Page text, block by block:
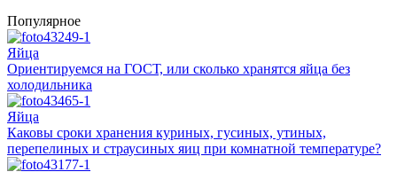
Популярное
Яйца
Ориентируемся на ГОСТ, или сколько хранятся яйца без
холодильника
Яйца
Каковы сроки хранения куриных, гусиных, утиных,
перепелиных и страусиных яиц при комнатной температуре?